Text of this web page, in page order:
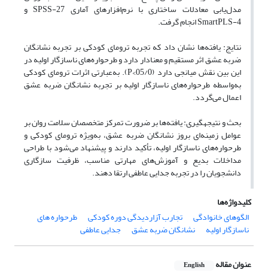
مدل‌یابی معادلات ساختاری با نرم‌افزارهای آماری SPSS-27 و
SmartPLS-4 انجام گرفت.
نتایج: یافته‌ها نشان داد که تجربه ترومای کودکی بر تجربه نشانگان
ضربه عشق اثر مستقیم و معنادار دارد و طرحواره‌های ناسازگار اولیه در
این بین نقش میانجی دارد (05/0>P). به‌عبارتی اثرات ترومای کودکی
به‌واسطه طرحواره‌های ناسازگار اولیه بر تجربه نشانگان ضربه عشق
اعمال می‌گردد.
بحث و نتیجه‏گیری: یافته‌ها بر ضرورت تمرکز متخصصان سلامت روان بر
عوامل زمینه‌ای بروز نشانگان ضربه عشق، به‌ویژه ترومای کودکی و
طرحواره‌های ناسازگار اولیه، تأکید دارند و پیشنهاد می‌شود با طراحی
مداخلات بدیع و آموزش‌های مهارتی مناسب، ظرفیت سازگاری
دانشجویان را در تجربه جدایی عاطفی ارتقا دهند.
کلیدواژه‌ها
الگوهای خانوادگی
تجارب آزاردیدگی دوره کودکی طرحواره های
ناسازگار اولیه نشانگان ضربه عشق جدایی عاطفی
عنوان مقاله English